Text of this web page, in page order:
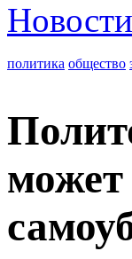
Новости
политика общество
может